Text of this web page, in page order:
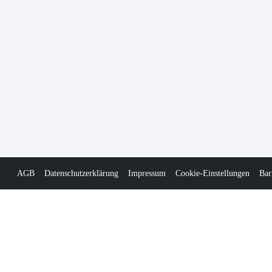
AGB Datenschutzerklärung Impressum Cookie-Einstellungen